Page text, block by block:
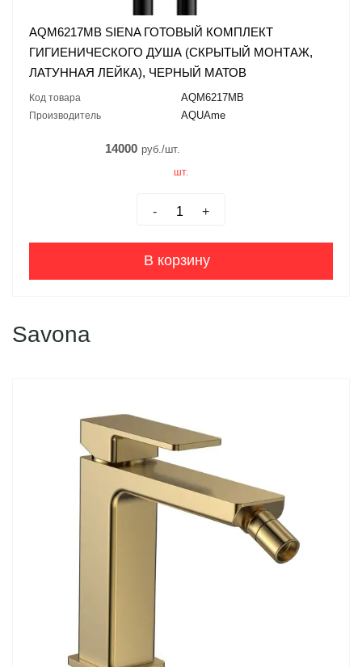
AQM6217MB SIENA ГОТОВЫЙ КОМПЛЕКТ
ГИГИЕНИЧЕСКОГО ДУША (СКРЫТЫЙ МОНТАЖ,
ЛАТУННАЯ ЛЕЙКА), ЧЕРНЫЙ МАТОВ
Код товара AQM6217MB
Производитель AQUAme
14000 руб./шт.
шт.
- +
В корзину
Savona